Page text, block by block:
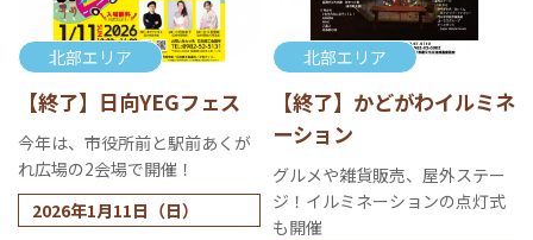
北部エリア
【終了】日向YEGフェス
今年は、市役所前と駅前あくが
れ広場の2会場で開催！
2026年1月11日（日）
北部エリア
【終了】かどがわイルミネ
ーション
グルメや雑貨販売、屋外ステー
ジ！イルミネーションの点灯式
も開催